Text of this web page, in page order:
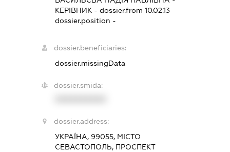
КЕРІВНИК - dossier.from 10.02.13
dossier.position -
dossier.beneficiaries:
dossier.missingData
dossier.smida:
dossier.address:
УКРАЇНА, 99055, МІСТО
СЕВАСТОПОЛЬ, ПРОСПЕКТ